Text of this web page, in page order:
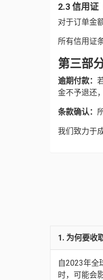
2.3 信用证
对于订单金
所有信用证
第三部
逾期付款：
金不予退还
条款确认：
我们致力于
1. 为何要收
自2023年全
时，可能会